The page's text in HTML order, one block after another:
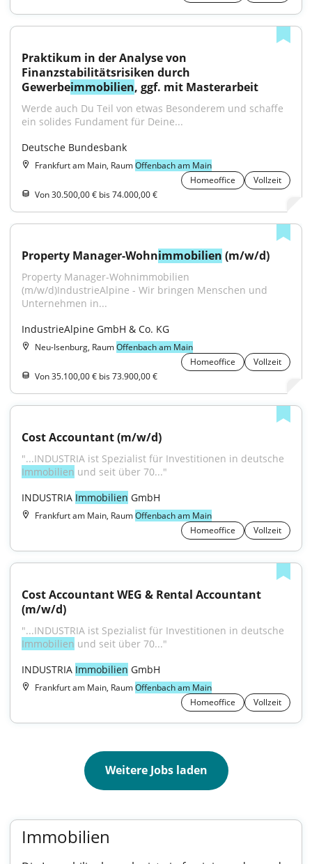
Praktikum in der Analyse von
Finanzstabilitätsrisiken durch
Gewerbeimmobilien, ggf. mit Masterarbeit
Werde auch Du Teil von etwas Besonderem und schaffe
ein solides Fundament für Deine...
Deutsche Bundesbank
Frankfurt am Main, RaumOffenbach am Main
Homeoffice
Vollzeit
Von 30.500,00 € bis 74.000,00 €
Property Manager-Wohnimmobilien (m/w/d)
Property Manager-Wohnimmobilien
(m/w/d)IndustrieAlpine - Wir bringen Menschen und
Unternehmen in...
IndustrieAlpine GmbH & Co. KG
Neu-Isenburg, RaumOffenbach am Main
Homeoffice
Vollzeit
Von 35.100,00 € bis 73.900,00 €
Cost Accountant (m/w/d)
Immobilien und seit über 70..."
INDUSTRIA Immobilien GmbH
Frankfurt am Main, RaumOffenbach am Main
Homeoffice
Vollzeit
Cost Accountant WEG & Rental Accountant
(m/w/d)
Immobilien und seit über 70..."
INDUSTRIA Immobilien GmbH
Frankfurt am Main, RaumOffenbach am Main
Homeoffice
Vollzeit
Weitere Jobs laden
Immobilien